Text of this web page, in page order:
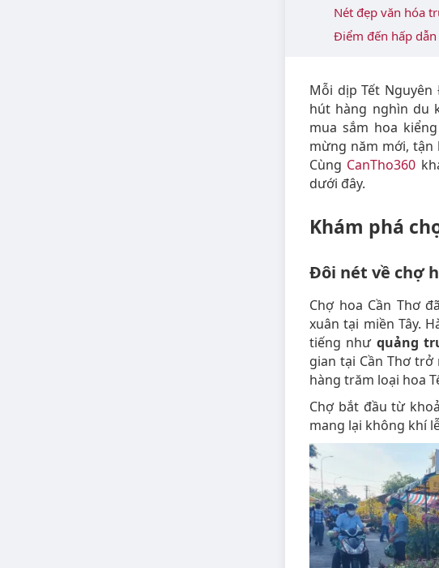
Nét đẹp văn hóa
Điểm đến hấp
Mỗi dịp Tết
hút hàng nghìn du
mua sắm hoa
mừng năm mới, tận
Cùng CanTho360
dưới đây.
Khám phá
Đôi nét về chợ
Chợ hoa Cần Thơ
xuân tại miền Tây.
tiếng như quảng
gian tại Cần Thơ
hàng trăm loại hoa
Chợ bắt đầu từ
mang lại không khí